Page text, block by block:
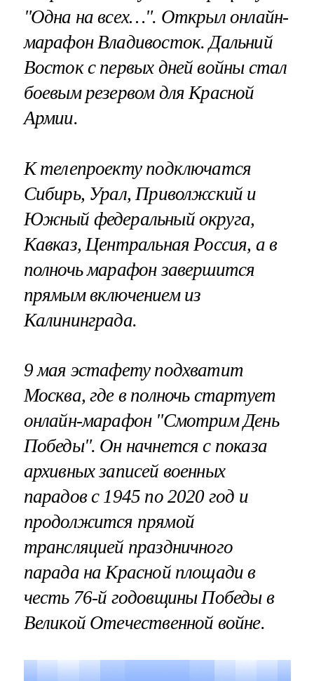
"Одна на всех…". Открыл онлайн-
марафон Владивосток. Дальний
Восток с первых дней войны стал
боевым резервом для Красной
Армии.
К телепроекту подключатся
Сибирь, Урал, Приволжский и
Южный федеральный округа,
Кавказ, Центральная Россия, а в
полночь марафон завершится
прямым включением из
Калининграда.
9 мая эстафету подхватит
Москва, где в полночь стартует
онлайн-марафон "Смотрим День
Победы". Он начнется с показа
архивных записей военных
парадов с 1945 по 2020 год и
продолжится прямой
трансляцией праздничного
парада на Красной площади в
честь 76-й годовщины Победы в
Великой Отечественной войне.